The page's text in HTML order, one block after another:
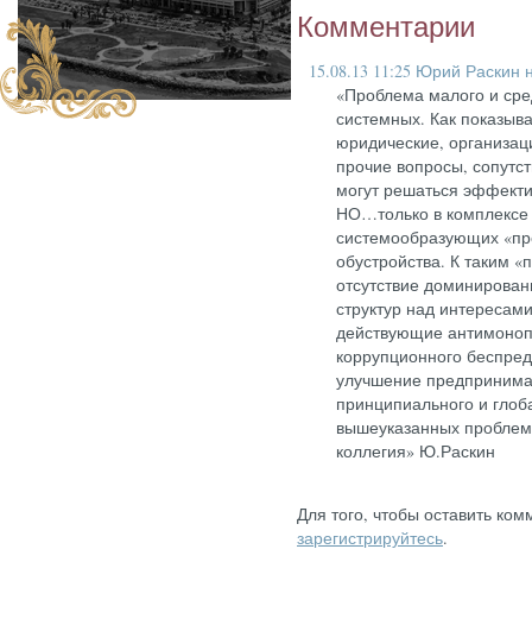
Комментарии
15.08.13 11:25 Юрий Раскин
«Проблема малого и
системных. Как
юридические,
прочие вопросы,
могут решаться
НО…только в
системообразующих
обустройства. К таким
отсутствие
структур над
действующие
коррупционного
улучшение
принципиального и
вышеуказанных
коллегия» Ю.Раскин
Для того, чтобы оставить
зарегистрируйтесь.